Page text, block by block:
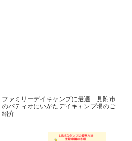
ファミリーデイキャンプに最適 見附市
のパティオにいがたデイキャンプ場のご
紹介